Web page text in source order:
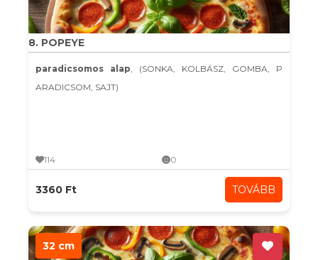
8. POPEYE
paradicsomos alap, (SONKA, KOLBÁSZ, GOMBA, P
ARADICSOM, SAJT)
114 0
3360 Ft TOVÁBB
32 cm